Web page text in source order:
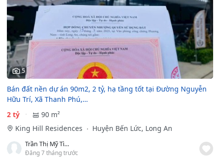
5
Bán đất nền dự án 90m2, 2 tỷ, hạ tầng tốt tại Đường Nguyễn
Hữu Trí, Xã Thanh Phú,…
2 tỷ
90 m²
King Hill Residences
Huyện Bến Lức, Long An
Trần Thị Mỹ Tình
Đăng 7 tháng trước